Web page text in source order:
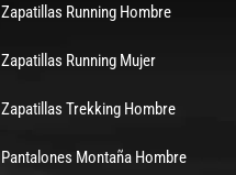
Zapatillas Running Hombre
Zapatillas Running Mujer
Zapatillas Trekking Hombre
Pantalones Montaña Hombre